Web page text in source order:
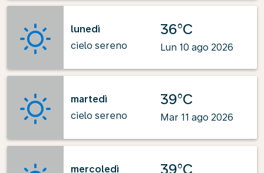
lunedì
cielo sereno
36°C
Lun 10 ago 2026
martedì
cielo sereno
39°C
Mar 11 ago 2026
mercoledì
39°C